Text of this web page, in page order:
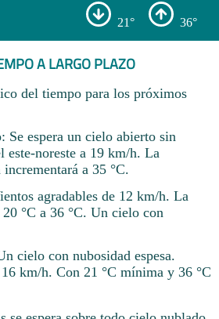
21° 36°
A LARGO PLAZO
del tiempo para los próximos
Se espera un cielo abierto sin
este-noreste a 19 km/h. La
a 35 °C.
agradables de 12 km/h. La
°C a 36 °C. Un cielo con
cielo con nubosidad espesa.
km/h. Con 21 °C mínima y 36 °C